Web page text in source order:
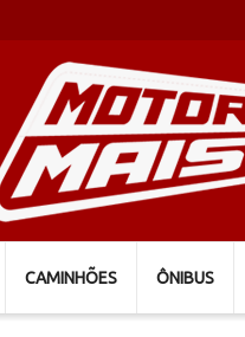
CAMINHÕES ÔNIBUS